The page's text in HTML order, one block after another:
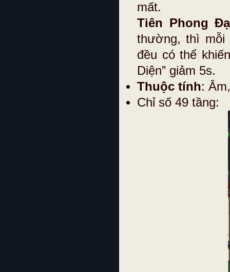
mất.
Tiên Phong
thường, thì mỗi
đều có thể
Diện” giảm 5s.
Thuộc tính:
Chỉ số 49 tầng: